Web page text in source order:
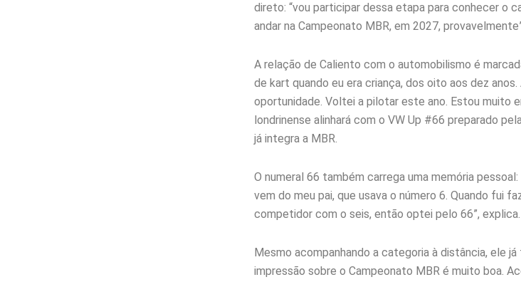
direto: “vou participar dessa etapa para conhecer o
andar na Campeonato MBR, em 2027,
A relação de Caliento com o automobilismo é
de kart quando eu era criança, dos oito aos dez
oportunidade. Voltei a pilotar este ano. Estou muito
londrinense alinhará com o VW Up #66 preparado
já integra a MBR.
O numeral 66 também carrega uma memória
vem do meu pai, que usava o número 6. Quando fui
competidor com o seis, então optei pelo 66”, explica.
Mesmo acompanhando a categoria à distância, ele já
impressão sobre o Campeonato MBR é muito boa.